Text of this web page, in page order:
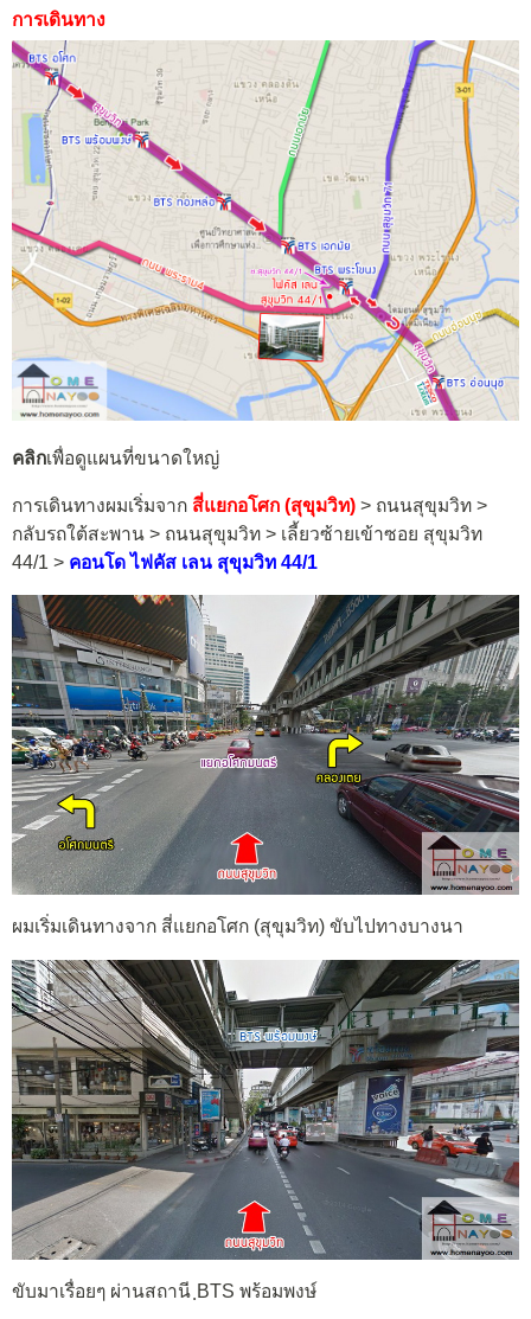
การเดินทาง
คลิกเพื่อดูแผนที่ขนาดใหญ่
การเดินทางผมเริ่มจาก สี่แยกอโศก (สุขุมวิท) > ถนนสุขุมวิท >
กลับรถใต้สะพาน > ถนนสุขุมวิท > เลี้ยวซ้ายเข้าซอย สุขุมวิท
44/1 > คอนโด ไฟคัส เลน สุขุมวิท 44/1
ผมเริ่มเดินทางจาก สี่แยกอโศก (สุขุมวิท) ขับไปทางบางนา
ขับมาเรื่อยๆ ผ่านสถานี ฺBTS พร้อมพงษ์